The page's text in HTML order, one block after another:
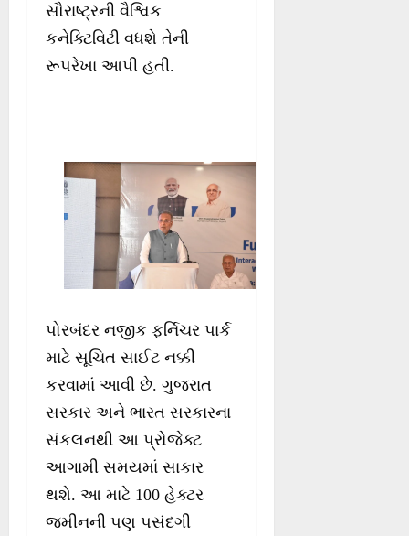
સૌરાષ્ટ્રની વૈશ્વિક
કનેક્ટિવિટી વધશે તેની
રૂપરેખા આપી હતી.
પોરબંદર નજીક ફર્નિચર પાર્ક
માટે સૂચિત સાઈટ નક્કી
કરવામાં આવી છે. ગુજરાત
સરકાર અને ભારત સરકારના
સંકલનથી આ પ્રોજેક્ટ
આગામી સમયમાં સાકાર
થશે. આ માટે 100 હેક્ટર
જમીનની પણ પસંદગી